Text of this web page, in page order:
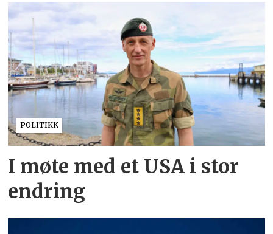
POLITIKK
I møte med et USA i stor
endring